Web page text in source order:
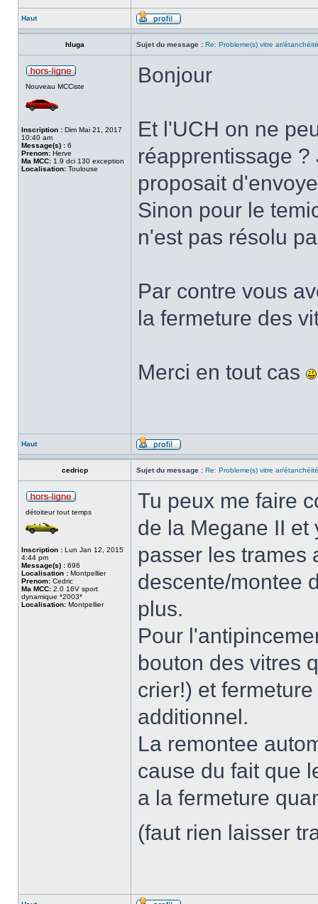
Haut
hluga Sujet du message : Re: Probleme(s) vitre ar/
Nouveau MCCiste
Inscription : Dim Mai 21, 2017
10:40 am
Message(s) : 6
Prenom: Herve
Ma MCC: 1.9 dci 130 exception
Localisation: Toulouse
Bonjour
Et l'UCH on ne
réapprentissage
proposait
Sinon pour le
n'est pas résolu
Par contre vous
la fermeture des
Merci en tout cas
Haut
cedricp Sujet du message : Re: Probleme(s) vitre ar/
détoiteur tout temps
Inscription : Lun Jan 12, 2015
4:44 pm
Message(s) : 696
Localisation : Montpellier
Prenom: Cedric
Ma MCC: 2.0 16V sport
dynamique *2003*
Localisation: Montpellier
Tu peux me faire
de la Megane II et
passer les trames
descente/montee
plus.
Pour
bouton des vitres
crier!) et
additionnel.
La remontee
cause du fait que
a la fermeture
(faut rien laisser